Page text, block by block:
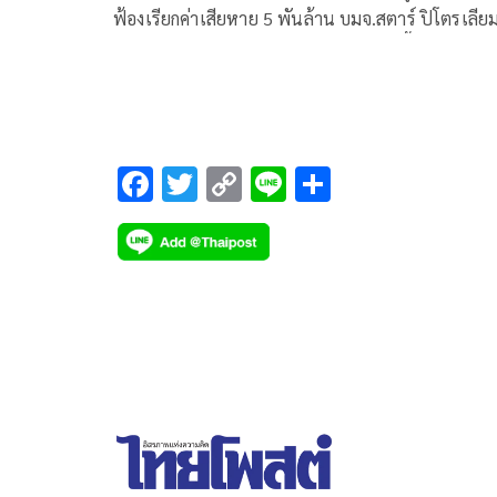
ฟ้องเรียกค่าเสียหาย 5 พันล้าน บมจ.สตาร์ ปิโตรเลีย
F
ac
e
T
wi
tt
C
o
p
Li